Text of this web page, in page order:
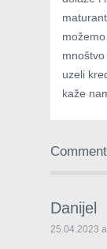
uzeli
kaže
Danijel
25.04.2023